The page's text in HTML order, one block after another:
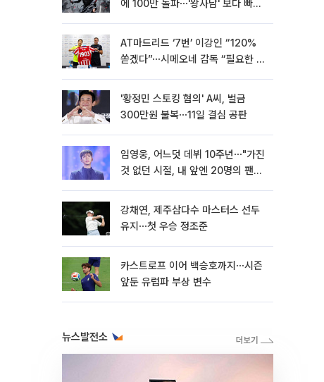
에 100만 돌파⋯'왕사남' 보다 빠르
AT마드리드 ‘7번’ 이강인 “120%
쏟겠다”⋯시메오네 감독 “필요한 선
'황정민 스토킹 혐의' A씨, 벌금
300만원 불복⋯11일 결심 공판
임영웅, 어느덧 데뷔 10주년⋯"가진
것 없던 시절, 내 앞엔 20명의 팬
강채연, 제주삼다수 마스터스 선두
유지⋯첫 우승 정조준
카스트로프 이어 백승호까지⋯시즌
앞둔 유럽파 부상 변수
뉴스발전소